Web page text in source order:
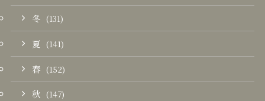
冬 (131)
夏 (141)
春 (152)
秋 (147)